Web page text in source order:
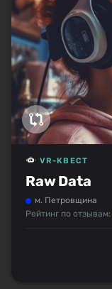
Raw Data
VR-КВЕСТ
м. Петровщина
Рейтинг по отзывам: